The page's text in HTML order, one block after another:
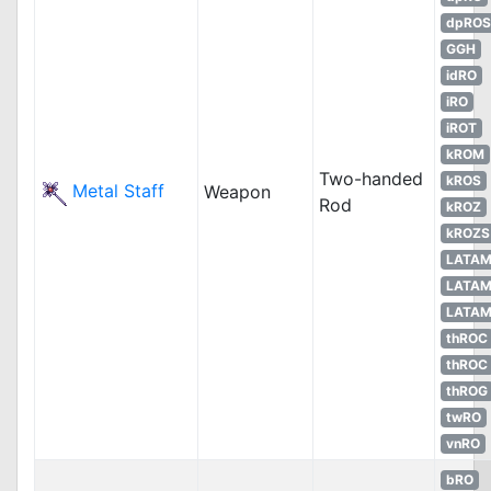
Metal Staff Weapon
Two-handed
Rod
dpROS
GGH
idRO
iRO
iROT
kROM
kROS
kROZ
kROZS
LATAM
LATAM
LATAM
thROC
thROC
thROG
twRO
vnRO
bRO